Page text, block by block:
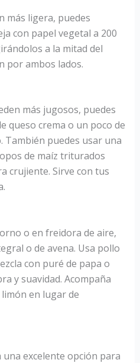
más ligera, puedes
con papel vegetal a 200
a la mitad del
por ambos lados.
más jugosos, puedes
queso crema o un poco de
También puedes usar una
de maíz triturados
crujiente. Sirve con tus
o en freidora de aire,
o de avena. Usa pollo
con puré de papa o
y suavidad. Acompaña
en lugar de
excelente opción para